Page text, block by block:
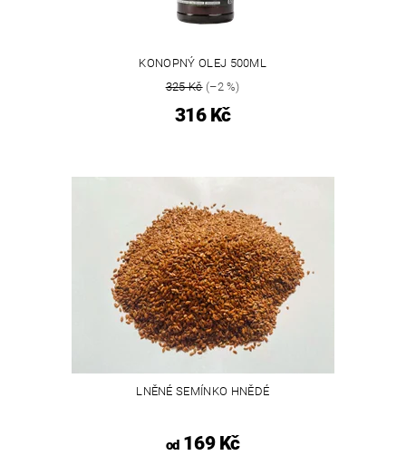
KONOPNÝ OLEJ 500ML
325 Kč(–2 %)
316 Kč
LNĚNÉ SEMÍNKO HNĚDÉ
od169 Kč